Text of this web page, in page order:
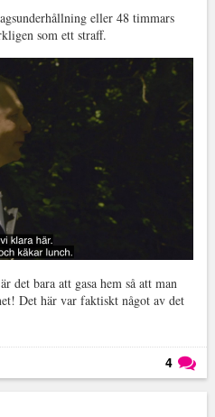
eller 48 timmars
som ett straff.
det bara att gasa hem så att man
Det här var faktiskt något av det
4